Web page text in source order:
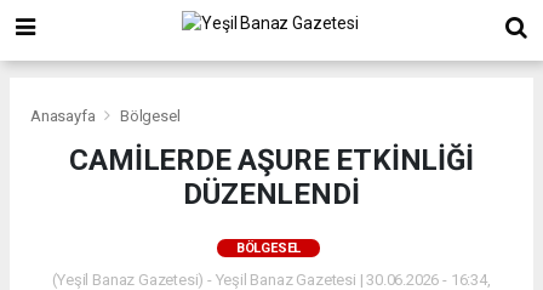
Anasayfa Bölgesel
CAMİLERDE AŞURE ETKİNLİĞİ
DÜZENLENDİ
BÖLGESEL
(Yeşil Banaz Gazetesi) - Yeşil Banaz Gazetesi | 30.06.2026 - 16:34,